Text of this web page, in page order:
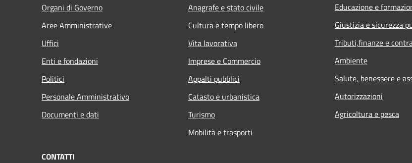
Organi di Governo
Aree Amministrative
Uffici
Enti e fondazioni
Politici
Personale Amministrativo
Documenti e dati
Anagrafe e stato civile
Cultura e tempo libero
Vita lavorativa
Imprese e Commercio
Appalti pubblici
Catasto e urbanistica
Turismo
Mobilità e trasporti
Educazione e
Giustizia e sicurezza
Tributi,finanze e
Ambiente
Salute, benessere e
Autorizzazioni
Agricoltura e pesca
CONTATTI